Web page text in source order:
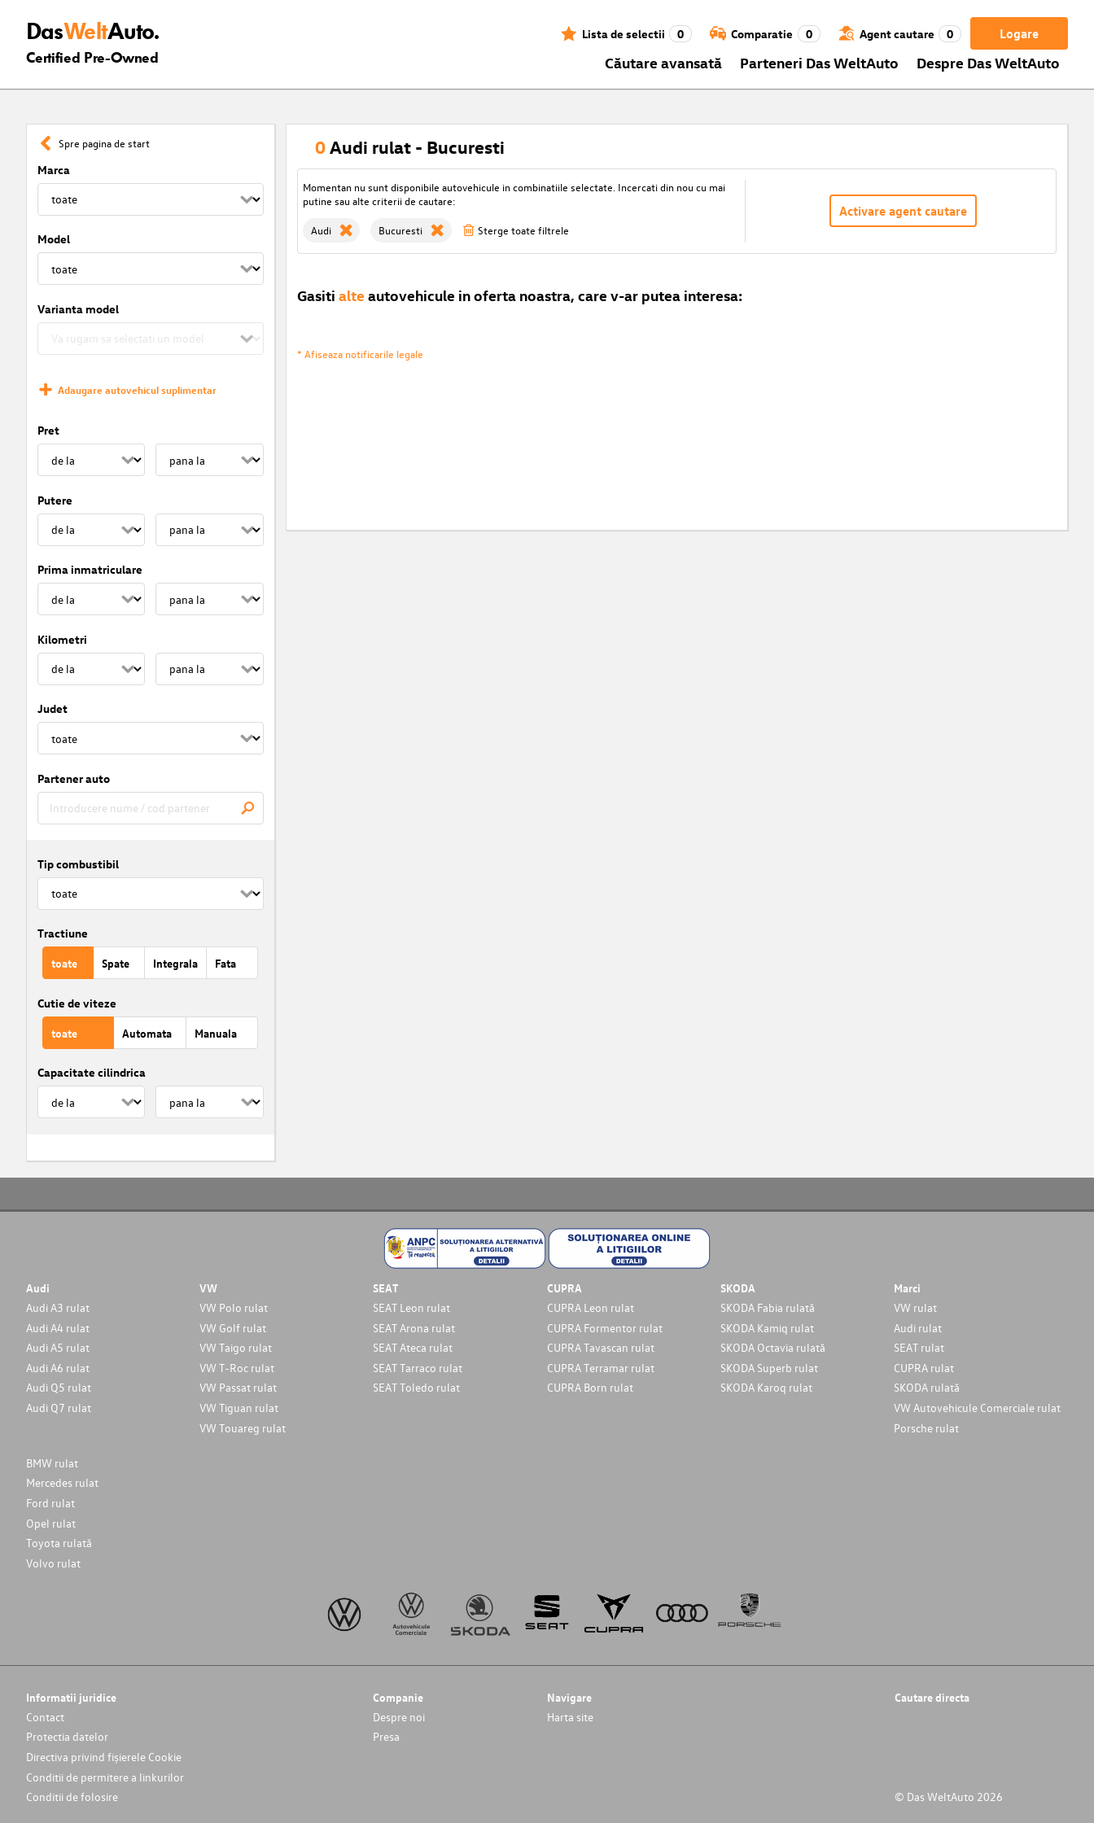
DasWeltAuto.
Certified Pre-Owned
Logare
Lista de selectii 0 Comparatie 0 Agent cautare 0
Căutare avansată Parteneri Das WeltAuto Despre Das WeltAuto
Spre pagina de start
Marca
Model
Varianta model
Adaugare autovehicul suplimentar
Pret
Putere
Prima inmatriculare
Kilometri
Judet
Partener auto
Tip combustibil
Tractiune
toate Spate Integrala Fata
Cutie de viteze
toate Automata Manuala
Capacitate cilindrica
0 Audi rulat - Bucuresti
Momentan nu sunt disponibile autovehicule in combinatiile selectate. Incercati din nou cu mai
putine sau alte criterii de cautare:
Audi Bucuresti Sterge toate filtrele
Activare agent cautare
Gasiti alte autovehicule in oferta noastra, care v-ar putea interesa:
* Afiseaza notificarile legale
Audi
Audi A3 rulat
Audi A4 rulat
Audi A5 rulat
Audi A6 rulat
Audi Q5 rulat
Audi Q7 rulat
VW
VW Polo rulat
VW Golf rulat
VW Taigo rulat
VW T-Roc rulat
VW Passat rulat
VW Tiguan rulat
VW Touareg rulat
SEAT
SEAT Leon rulat
SEAT Arona rulat
SEAT Ateca rulat
SEAT Tarraco rulat
SEAT Toledo rulat
CUPRA
CUPRA Leon rulat
CUPRA Formentor rulat
CUPRA Tavascan rulat
CUPRA Terramar rulat
CUPRA Born rulat
SKODA
SKODA Fabia rulată
SKODA Kamiq rulat
SKODA Octavia rulată
SKODA Superb rulat
SKODA Karoq rulat
Marci
VW rulat
Audi rulat
SEAT rulat
CUPRA rulat
SKODA rulată
VW Autovehicule Comerciale rulat
Porsche rulat
BMW rulat
Mercedes rulat
Ford rulat
Opel rulat
Toyota rulată
Volvo rulat
Informatii juridice
Contact
Protectia datelor
Directiva privind fișierele Cookie
Conditii de permitere a linkurilor
Conditii de folosire
Companie
Despre noi
Presa
Navigare
Harta site
Cautare directa
© Das WeltAuto 2026